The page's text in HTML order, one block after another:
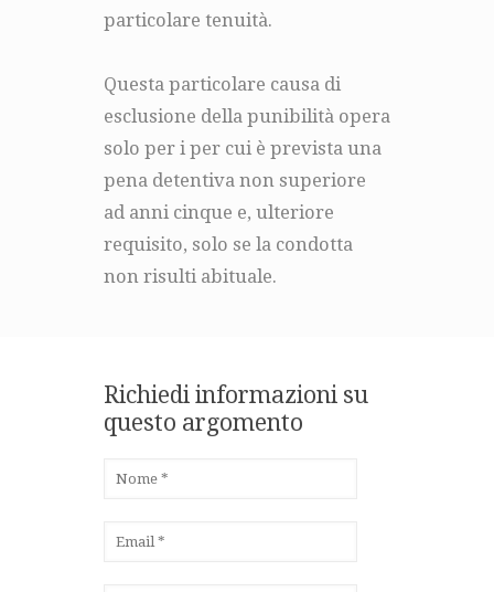
particolare tenuità.
Questa particolare causa di
esclusione della punibilità opera
solo per i per cui è prevista una
pena detentiva non superiore
ad anni cinque e, ulteriore
requisito, solo se la condotta
non risulti abituale.
Richiedi informazioni su
questo argomento